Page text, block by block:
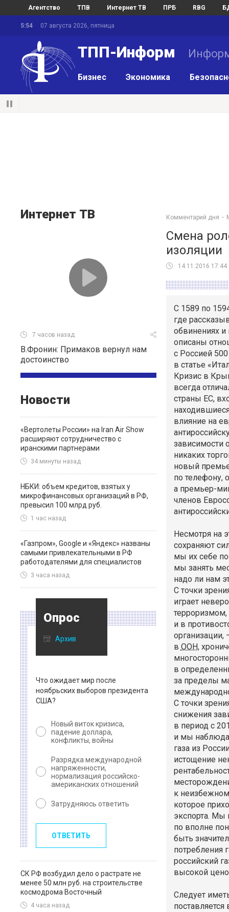
Агентство ТПВ Интернет ТВ ПРБ RBG
5:54 07 августа 2026, пятница
ТПП-Информ
Бизнес Экономика
Интернет ТВ
7 часов назад
В.Фронин: Примаков вернул нам
достоинство
Новости
«Вертолеты России» на Iran Air Show
расширяют сотрудничество с
иранскими партнерами
34 минуты назад
НБКИ: объем кредитов, взятых у
микрофинансовых организаций в РФ,
превысил 100 млрд руб.
1 час назад
«Газпром», Google и «Яндекс» названы
самыми привлекательными в РФ
работодателями для специалистов
3 часа назад
Опрос
Архив
Что ожидает мир после
ноябрьских выборов президента
США?
Новый виток кризиса,
падение доллара,
конфликты, войны
Разрядка международной
напряженности,
нормализация российско-
американских отношений
Затрудняюсь ответить
ОТВЕТИТЬ
СК РФ возбудил дело о растрате не
менее 50 млн руб. на строительстве
космодрома Восточный
4 часа назад
Комментарий дня
Смена
изоляции
14.11.2016 17:44
C 1589 по
где
обвинениях и
описаны
с Россией
в статье
Кризис в
всегда
страны ЕС,
влияние на
зависимости
никаких
новый
по телефону,
а премьер-
членов
Несмотря на
сохраняют
мы их себе
мы занять
надо ли нам
С точки
играет
терроризмом,
и в
организации,
в ООН,
в
за пределы
С точки
снижения
в период с
и мы
газа из
истощение
к
которое
экспорта. Мы
по вполне
быть
потребления
российский
высокой
Следует